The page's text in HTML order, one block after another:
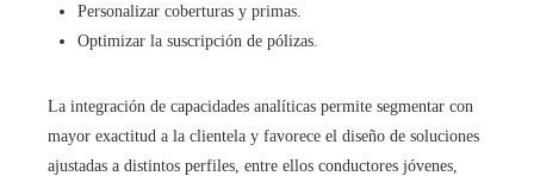
Personalizar coberturas y primas.
Optimizar la suscripción de pólizas.
La integración de capacidades analíticas permite segmentar con
mayor exactitud a la clientela y favorece el diseño de soluciones
ajustadas a distintos perfiles, entre ellos conductores jóvenes,